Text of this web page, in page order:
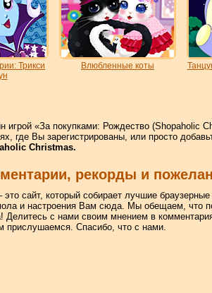
Трикси
Влюбленные коты
игрой «За покупками: Рождество (Shopaholic
где Вы зарегистрированы, или просто
Christmas.
рекорды и
это сайт, который собирает лучшие
и настроения Вам сюда. Мы обещаем, что
Делитесь с нами своим мнением в
прислушаемся. Спасибо, что с нами.